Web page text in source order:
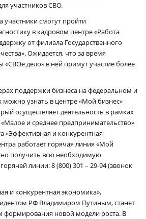
участников СВО.
участники смогут пройти
в кадровом центре «Работа
от филиала Государственного
Ожидается, что за время
дело» в ней примут участие более
поддержки бизнеса на федеральном и
узнать в центре «Мой бизнес»
осуществляет деятельность в рамках
и среднее предпринимательство»
«Эффективная и конкурентная
работает горячая линия «Мой
получить всю необходимую
линии: 8 (800) 301 – 29-94 (звонок
и конкурентная экономика»,
РФ Владимиром Путиным, станет
формирования новой модели роста. В